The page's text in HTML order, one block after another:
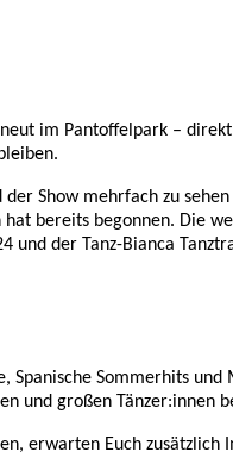
im Pantoffelpark –
der Show mehrfach zu
bereits begonnen. Die
und der Tanz-Bianca
Spanische Sommerhits
und großen Tänzer:innen
erwarten Euch zusätzlich